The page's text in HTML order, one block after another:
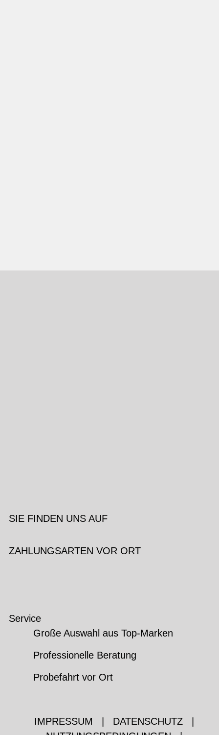
SIE FINDEN UNS AUF
ZAHLUNGSARTEN VOR ORT
Service
Große Auswahl aus Top-Marken
Professionelle Beratung
Probefahrt vor Ort
IMPRESSUM DATENSCHUTZ